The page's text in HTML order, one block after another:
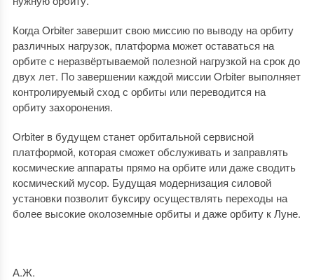
Когда Orbiter завершит свою миссию по выводу на орбиту
различных нагрузок, платформа может оставаться на
орбите с неразвёртываемой полезной нагрузкой на срок до
двух лет. По завершении каждой миссии Orbiter выполняет
контролируемый сход с орбиты или переводится на
орбиту захоронения.
Orbiter в будущем станет орбитальной сервисной
платформой, которая сможет обслуживать и заправлять
космические аппараты прямо на орбите или даже сводить
космический мусор. Будущая модернизация силовой
установки позволит буксиру осуществлять переходы на
более высокие околоземные орбиты и даже орбиту к Луне.
А.Ж.